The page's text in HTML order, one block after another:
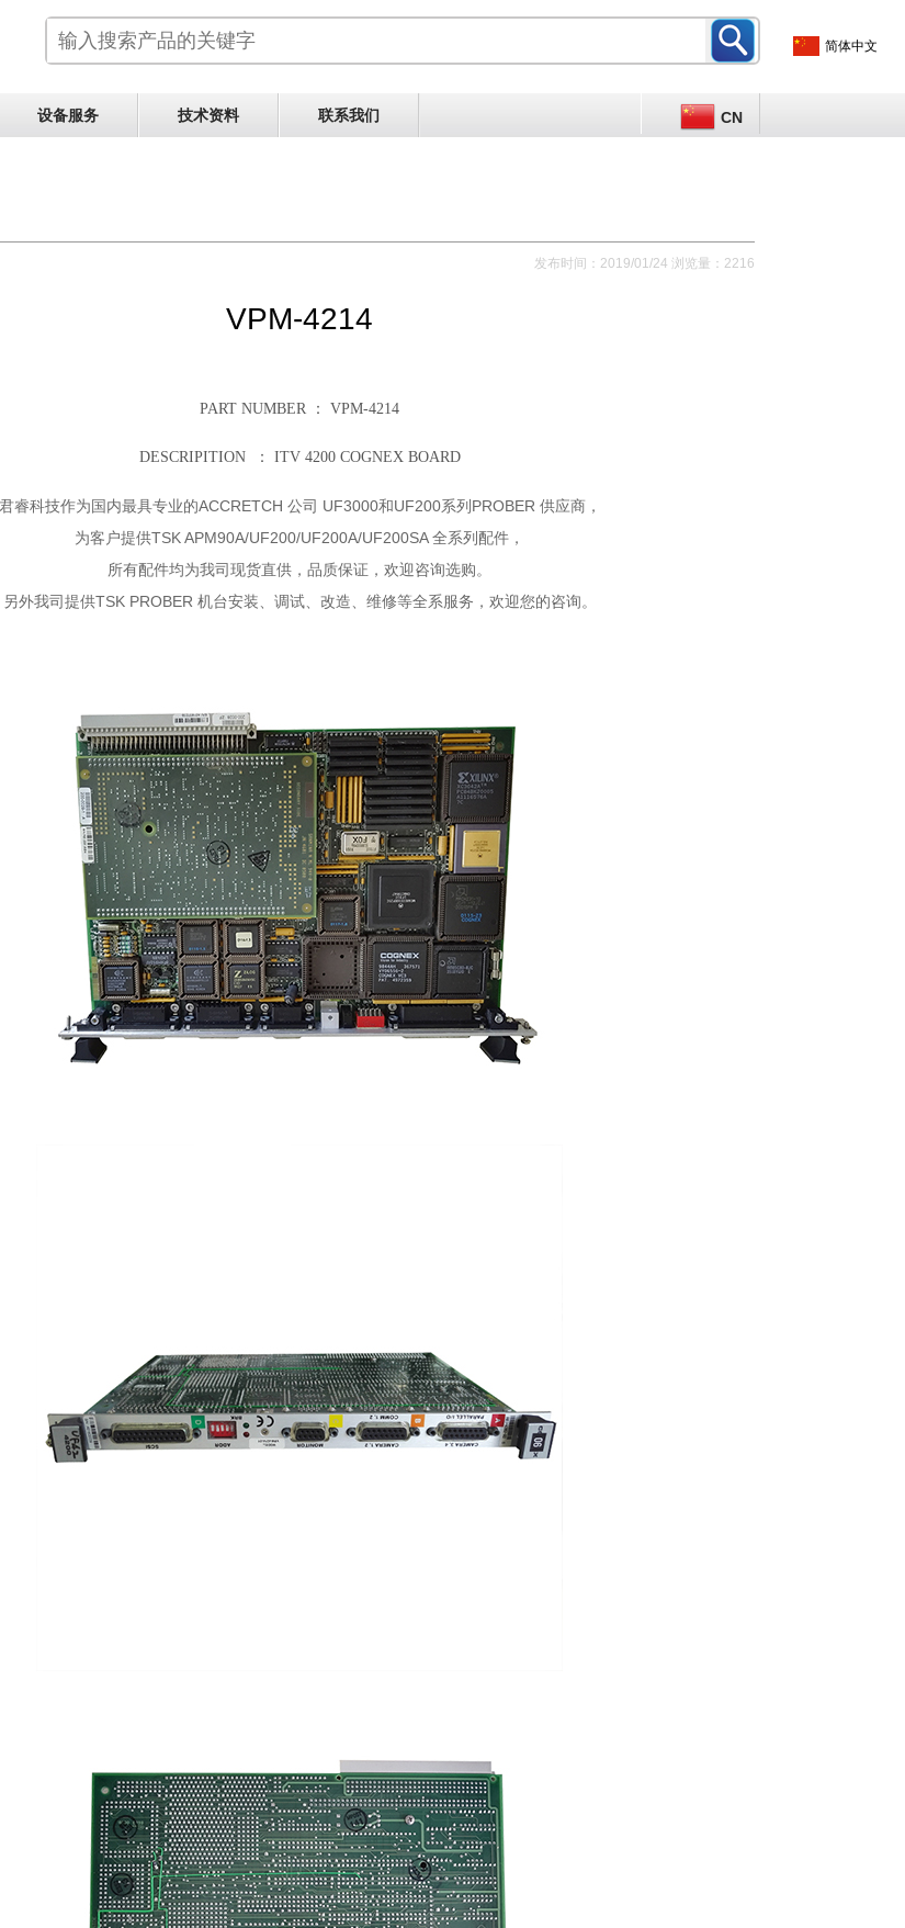
设备服务 技术资料 联系我们 CN
发布时间：2019/01/24 浏览量：2216
VPM-4214
PART NUMBER ： VPM-4214
DESCRIPITION ： ITV 4200 COGNEX BOARD
君睿科技作为国内最具专业的ACCRETCH 公司 UF3000和UF200系列PROBER 供应商，
为客户提供TSK APM90A/UF200/UF200A/UF200SA 全系列配件，
所有配件均为我司现货直供，品质保证，欢迎咨询选购。
另外我司提供TSK PROBER 机台安装、调试、改造、维修等全系服务，欢迎您的咨询。
简体中文